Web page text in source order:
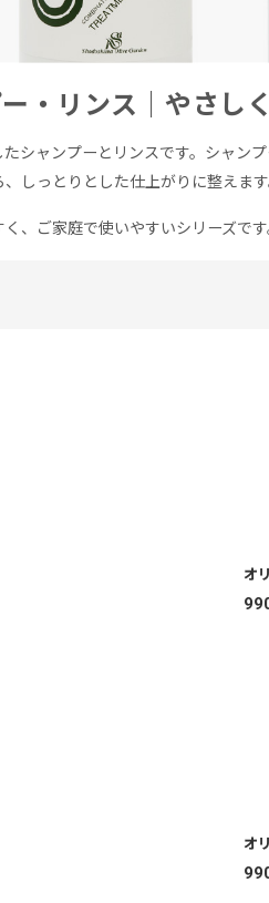
・リンス｜やさし
シャンプーとリンスです。シャン
しっとりとした仕上がりに整えます
、ご家庭で使いやすいシリーズです
オ
オ